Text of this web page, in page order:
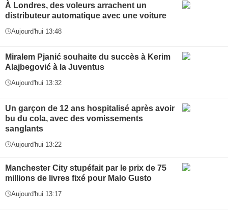
À Londres, des voleurs arrachent un
distributeur automatique avec une voiture
Aujourd'hui 13:48
Miralem Pjanić souhaite du succès à Kerim
Alajbegović à la Juventus
Aujourd'hui 13:32
Un garçon de 12 ans hospitalisé après avoir
bu du cola, avec des vomissements
sanglants
Aujourd'hui 13:22
Manchester City stupéfait par le prix de 75
millions de livres fixé pour Malo Gusto
Aujourd'hui 13:17